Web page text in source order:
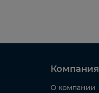
Компания
О компании